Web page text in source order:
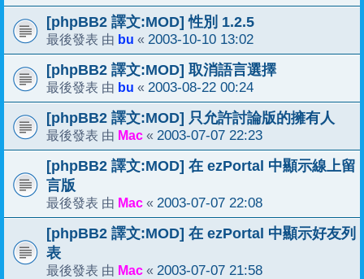
[phpBB2 譯文:MOD] 性別 1.2.5
最後發表 由 bu « 2003-10-10 13:02
[phpBB2 譯文:MOD] 取消語言選擇
最後發表 由 bu « 2003-08-22 00:24
[phpBB2 譯文:MOD] 只允許討論版的擁有人
最後發表 由 Mac « 2003-07-07 22:23
[phpBB2 譯文:MOD] 在 ezPortal 中顯示線上留
言版
最後發表 由 Mac « 2003-07-07 22:08
[phpBB2 譯文:MOD] 在 ezPortal 中顯示好友列
表
最後發表 由 Mac « 2003-07-07 21:58